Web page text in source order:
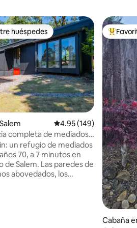
en Favorito entre huéspedes
huéspedes
Calificación promedio:
4.95 (149)
completa de mediados
un refugio de mediados
70, a 7 minutos en
de Salem. Las paredes de
abovedados, los
De los
Cabaña